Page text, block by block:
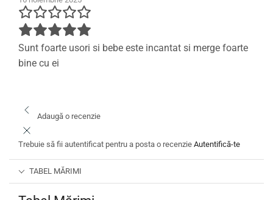
Sunt foarte usori si bebe este incantat si merge foarte
bine cu ei
Adaugă o recenzie
Trebuie să fii autentificat pentru a posta o recenzie Autentifică-te
TABEL MĂRIMI